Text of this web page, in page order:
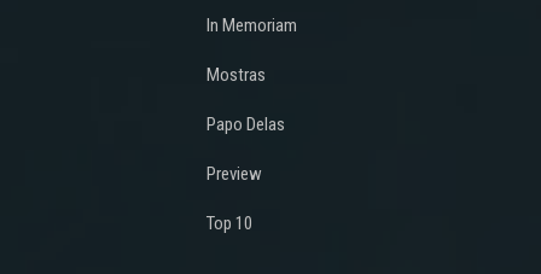
In Memoriam
Mostras
Papo Delas
Preview
Top 10